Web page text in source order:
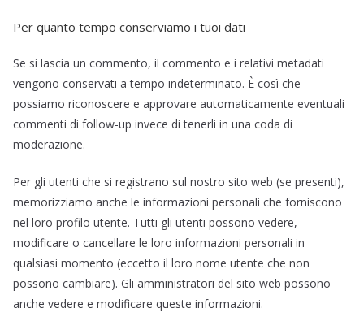
Per quanto tempo conserviamo i tuoi dati
Se si lascia un commento, il commento e i relativi metadati
vengono conservati a tempo indeterminato. È così che
possiamo riconoscere e approvare automaticamente eventuali
commenti di follow-up invece di tenerli in una coda di
moderazione.
Per gli utenti che si registrano sul nostro sito web (se presenti),
memorizziamo anche le informazioni personali che forniscono
nel loro profilo utente. Tutti gli utenti possono vedere,
modificare o cancellare le loro informazioni personali in
qualsiasi momento (eccetto il loro nome utente che non
possono cambiare). Gli amministratori del sito web possono
anche vedere e modificare queste informazioni.